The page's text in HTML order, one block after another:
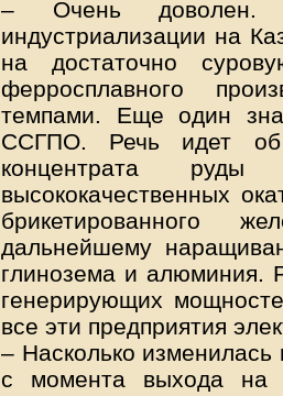
– Очень доволен.
индустриализации на
на достаточно
ферросплавного
темпами. Еще один
ССГПО. Речь идет об
концентрата
высококачественных
брикетированного
дальнейшему
глинозема и алюминия.
генерирующих
все эти предприятия
– Насколько
с момента выхода на